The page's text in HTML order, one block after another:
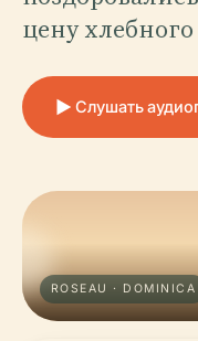
цену хлебного
Слушать
ROSEAU · DOMINICA